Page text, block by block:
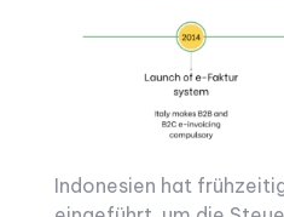
Indonesien hat